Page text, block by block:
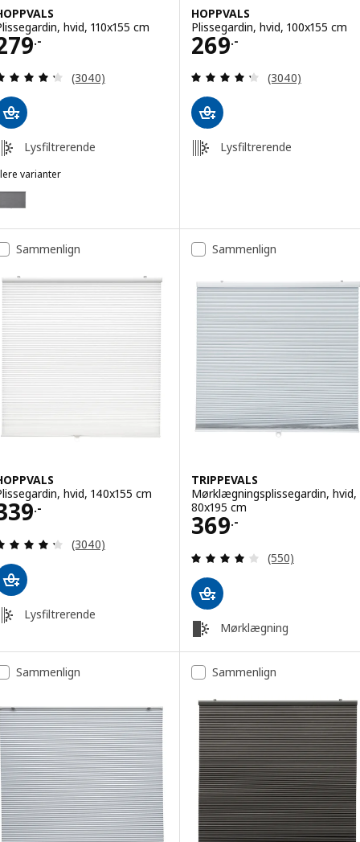
hvid, 110x155 cm
.-
279.-
Anmeld: 4.3 ud af 5 Stjerner. Anmeldelser i alt:
(3040)
Lysfiltrerende
varianter
HOPPVALS, Plissegardin, grå, 110x155 cm
HOPPVALS
Plissegardin, hvid, 100x155 cm
269.-
Pris 269.-
Anmeld: 4.3 ud
(3040)
Lysfiltrerende
Sammenlign
hvid, 140x155 cm
.-
339.-
Anmeld: 4.3 ud af 5 Stjerner. Anmeldelser i alt:
(3040)
Lysfiltrerende
Sammenlign
TRIPPEVALS
Mørklægningsplissegardin, hvid,
80x195 cm
369.-
Pris 369.-
Anmeld: 3.9 ud
(550)
Mørklægning
Sammenlign Sammenlign